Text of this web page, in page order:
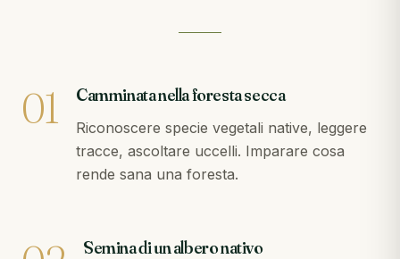
01 Camminata nella foresta secca
Riconoscere specie vegetali native, leggere
tracce, ascoltare uccelli. Imparare cosa
rende sana una foresta.
Semina di un albero nativo